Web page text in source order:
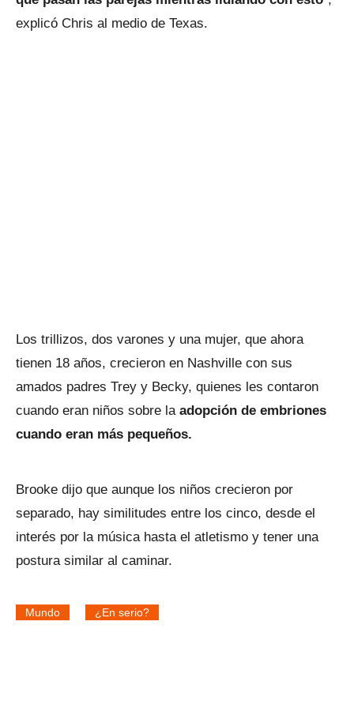
explicó Chris al medio de Texas.
Los trillizos, dos varones y una mujer, que ahora
tienen 18 años, crecieron en Nashville con sus
amados padres Trey y Becky, quienes les contaron
cuando eran niños sobre la adopción de embriones
cuando eran más pequeños.
Brooke dijo que aunque los niños crecieron por
separado, hay similitudes entre los cinco, desde el
interés por la música hasta el atletismo y tener una
postura similar al caminar.
Mundo ¿En serio?